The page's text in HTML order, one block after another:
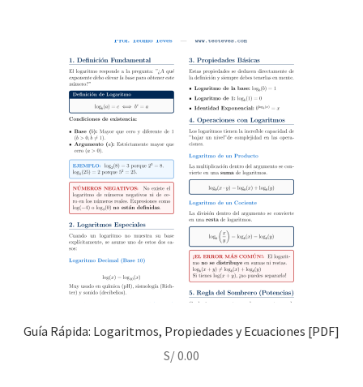
Guía Rápida: Logaritmos, Propiedades y Ecuaciones [PDF]
S/0.00